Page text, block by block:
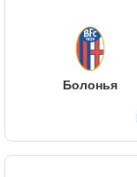
Болонья